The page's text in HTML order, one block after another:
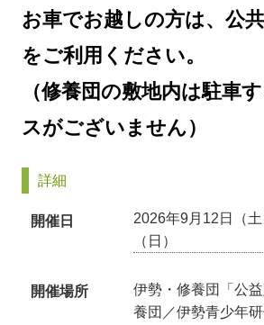
お車でお越しの方は、公
をご利用ください。
（修養団の敷地内は駐車
スがございません）
詳細
開催日
2026年9月12日（
（日）
開催場所
伊勢・修養団「公
養団／伊勢青少年